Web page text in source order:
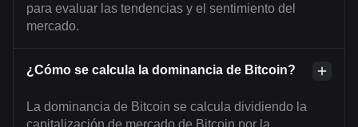
para evaluar las tendencias y el sentimiento del
mercado.
¿Cómo se calcula la dominancia de Bitcoin?
La dominancia de Bitcoin se calcula dividiendo la
capitalización de mercado de Bitcoin por la